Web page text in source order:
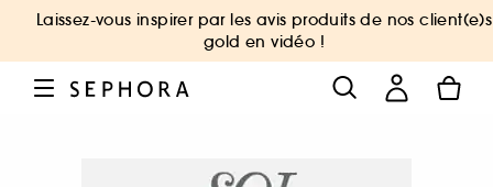
Laissez-vous inspirer par les avis produits de nos client(e)s
gold en vidéo !